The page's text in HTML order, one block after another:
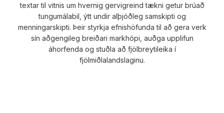
textar til vitnis um hvernig gervigreind tækni getur brúað
tungumálabil, ýtt undir alþjóðleg samskipti og
menningarskipti. Þeir styrkja efnishöfunda til að gera verk
sín aðgengileg breiðari markhópi, auðga upplifun
áhorfenda og stuðla að fjölbreytileika í
fjölmiðlalandslaginu.